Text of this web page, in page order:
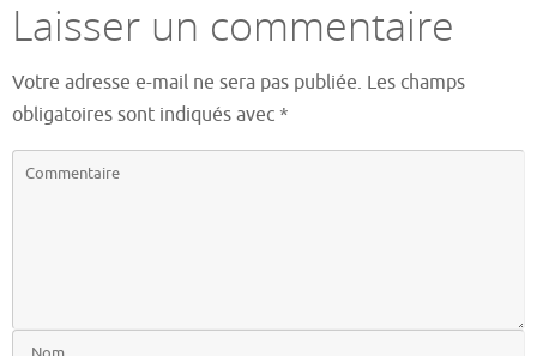
Laisser un commentaire
Votre adresse e-mail ne sera pas publiée. Les champs
obligatoires sont indiqués avec*